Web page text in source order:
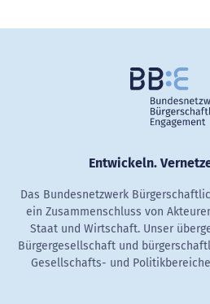
Entwickeln.
Das Bundesnetzwerk
ein Zusammenschluss von
Staat und Wirtschaft. Unser
Bürgergesellschaft und
Gesellschafts- und